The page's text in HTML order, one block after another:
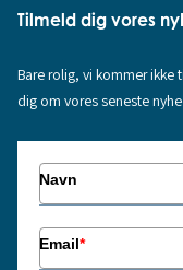
Tilmeld dig vores
Bare rolig, vi kommer ikke
dig om vores seneste
Navn
Email*